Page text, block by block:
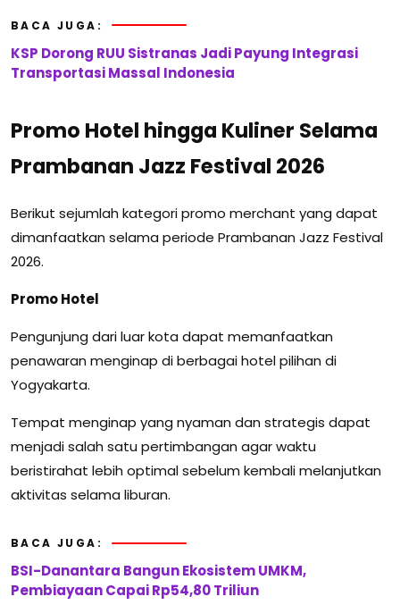
BACA JUGA:
KSP Dorong RUU Sistranas Jadi Payung Integrasi
Transportasi Massal Indonesia
Promo Hotel hingga Kuliner Selama
Prambanan Jazz Festival 2026
Berikut sejumlah kategori promo merchant yang dapat
dimanfaatkan selama periode Prambanan Jazz Festival
2026.
Promo Hotel
Pengunjung dari luar kota dapat memanfaatkan
penawaran menginap di berbagai hotel pilihan di
Yogyakarta.
Tempat menginap yang nyaman dan strategis dapat
menjadi salah satu pertimbangan agar waktu
beristirahat lebih optimal sebelum kembali melanjutkan
aktivitas selama liburan.
BACA JUGA:
BSI-Danantara Bangun Ekosistem UMKM,
Pembiayaan Capai Rp54,80 Triliun